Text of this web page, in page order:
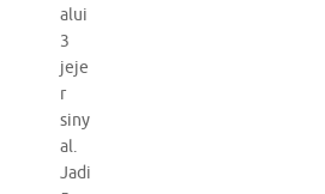
alui
3
jeje
r
siny
al.
Jadi